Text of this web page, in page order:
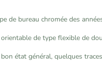
de bureau chromée des
de type flexible de
état général, quelques